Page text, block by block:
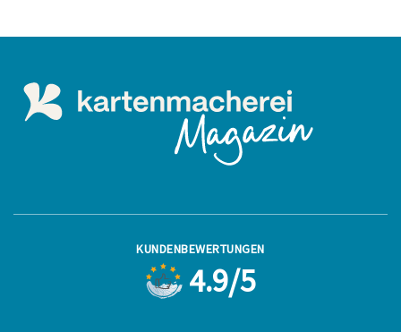
KUNDENBEWERTUNGEN
4.9/5